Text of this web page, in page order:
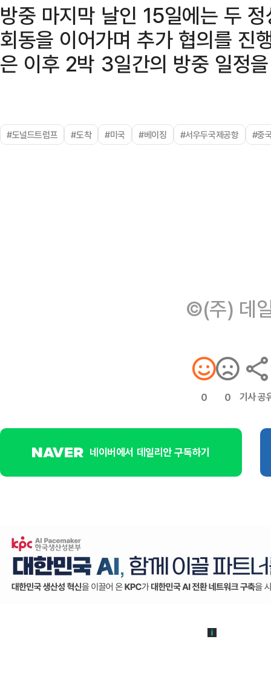
방중 마지막 날인 15일에는 두
회동을 이어가며 추가 협의를 진
은 이후 2박 3일간의 방중 일정
#도널드트럼프 #도착 #미국 #베이징 #서우두국제공항 #중
©(주) 데
0 0 기사 공
네이버에서 데일리안 구독하기